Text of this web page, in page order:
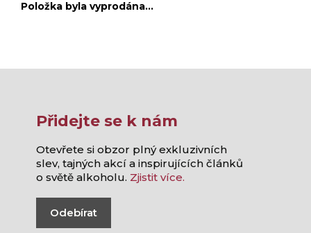
Položka byla vyprodána…
Přidejte se k nám
Otevřete si obzor plný exkluzivních
slev, tajných akcí a inspirujících článků
o světě alkoholu. Zjistit více.
Odebírat